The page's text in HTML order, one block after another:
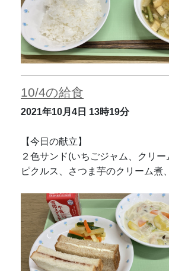
10/4の給食
2021年10月4日 13時19分
【今日の献立】
２色サンド(いちごジャム、クリ
ピクルス、さつま芋のクリーム煮